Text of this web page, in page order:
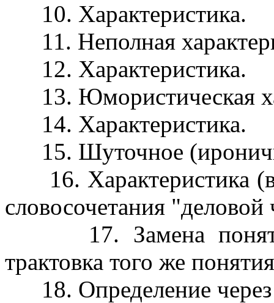
10. Характеристика.
11. Неполная
12. Характеристика.
13. Юмористическая
14. Характеристика.
15. Шуточное
16. Характеристика
словосочетания "деловой
17. Замена понятия
трактовка того же
18. Определение через